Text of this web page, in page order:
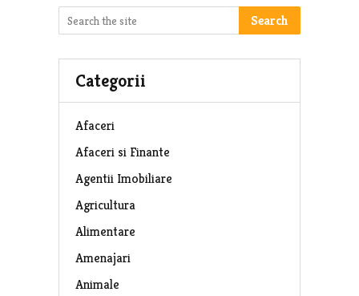
Search
Categorii
Afaceri
Afaceri si Finante
Agentii Imobiliare
Agricultura
Alimentare
Amenajari
Animale